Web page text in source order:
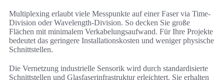
Multiplexing erlaubt viele Messpunkte auf einer Faser via Time-
Division oder Wavelength-Division. So decken Sie große
Flächen mit minimalem Verkabelungsaufwand. Für Ihre Projekte
bedeutet das geringere Installationskosten und weniger physische
Schnittstellen.
Die Vernetzung industrielle Sensorik wird durch standardisierte
Schnittstellen und Glasfaserinfrastruktur erleichtert. Sie erhalten